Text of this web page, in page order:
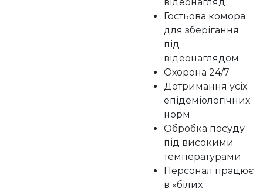
Гостьова комора
для зберігання
під
відеонаглядом
Охорона 24/7
Дотримання усіх
епідеміологічних
норм
Обробка посуду
під високими
температурами
Персонал працює
в «білих